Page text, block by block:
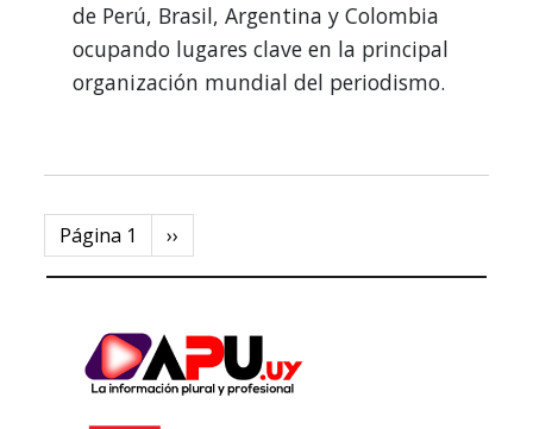
de Perú, Brasil, Argentina y Colombia
ocupando lugares clave en la principal
organización mundial del periodismo.
Paginación
Página 1
Next
page
››